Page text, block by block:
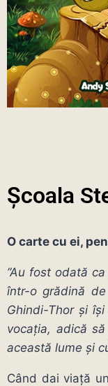
Școala
O carte cu ei,
”Au fost odată
într-o grădină
Ghindi-Thor şi
vocaţia, adică
această lume şi
Când dai viață